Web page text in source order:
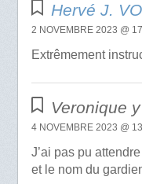
Hervé J.
2 NOVEMBRE 2023 @
Extrêmement
Veronique y
4 NOVEMBRE 2023 @
J’ai pas pu
et le nom du